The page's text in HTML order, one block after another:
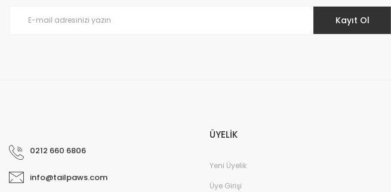
Kayıt Ol
0212 660 6806
info@tailpaws.com
ÜYELİK
Yeni Üyelik
Üye Girişi